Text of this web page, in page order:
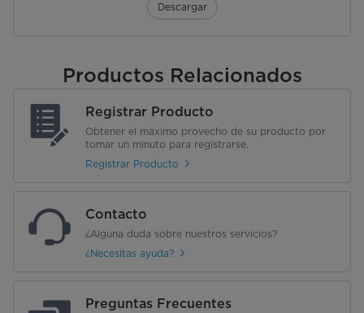
Descargar
Productos Relacionados
Registrar Producto
Obtener el máximo provecho de su producto por
tomar un minuto para registrarse.
Registrar Producto
Contacto
¿Alguna duda sobre nuestros servicios?
¿Necesitas ayuda?
Preguntas Frecuentes